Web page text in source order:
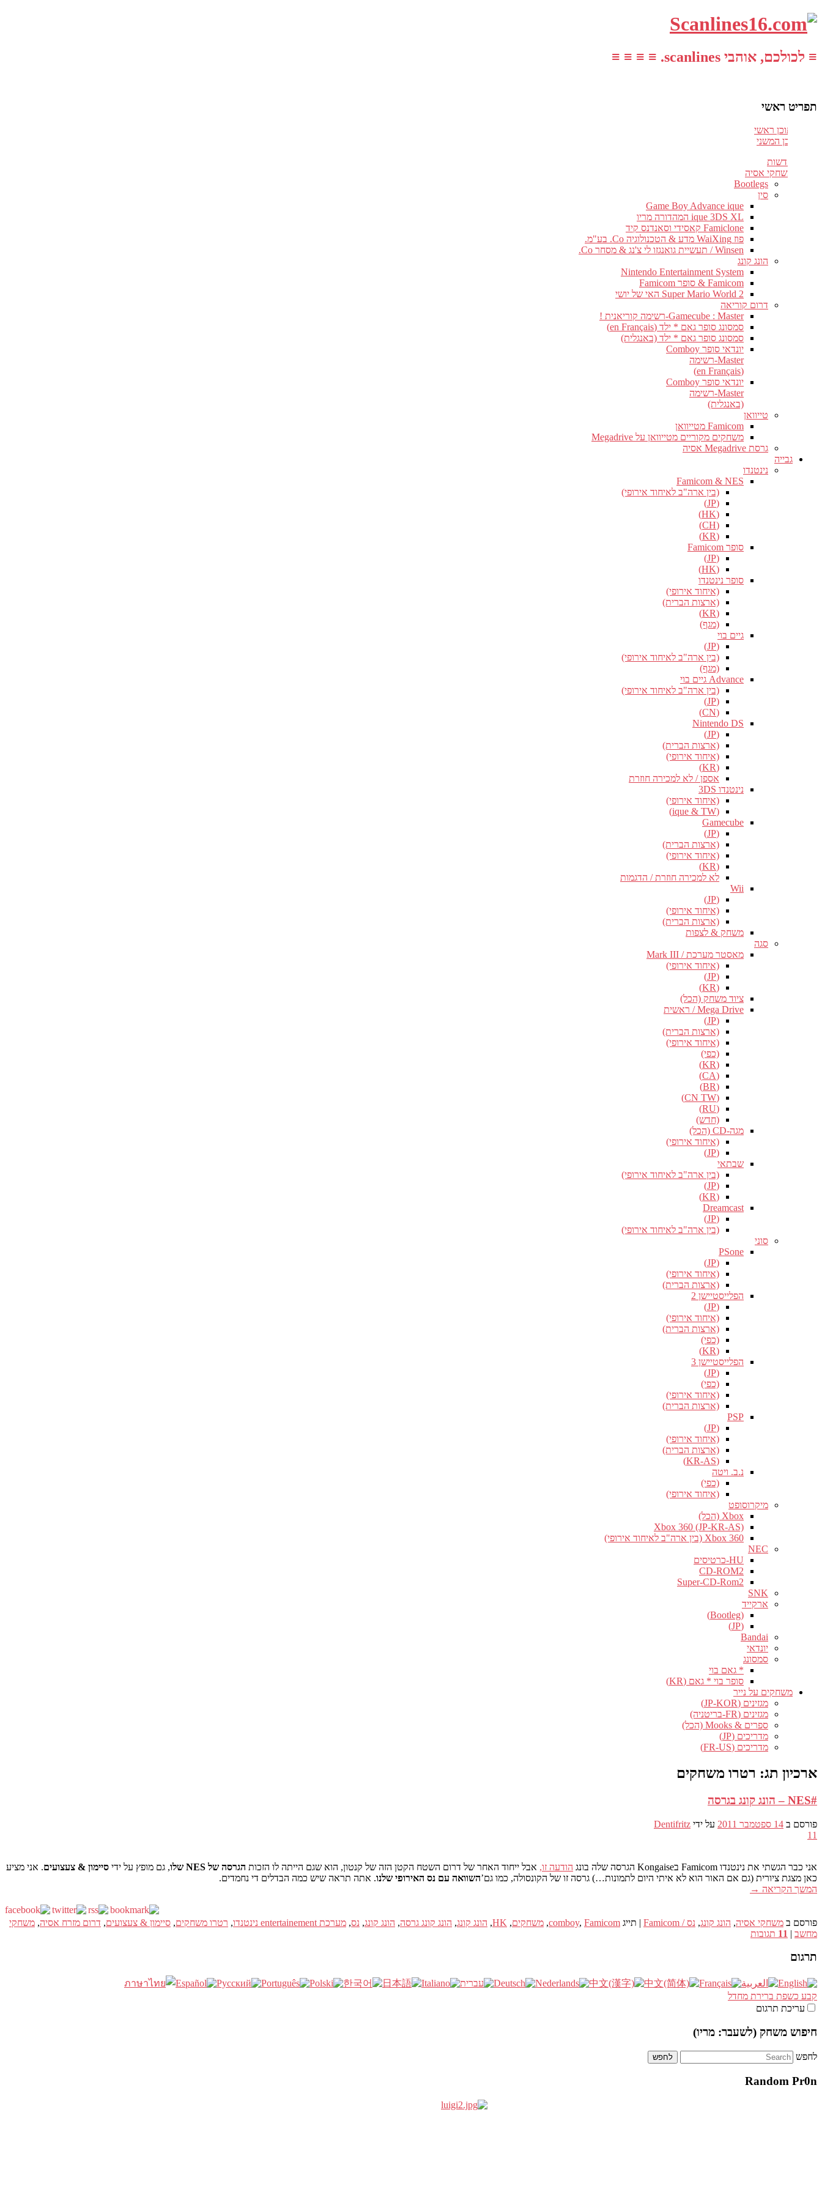
≡ לכולכם, אוהבי scanlines. ≡ ≡ ≡ ≡
תפריט ראשי
עבור לתוכן ראשי
דלג לתוכן המשני
חדשות
משחקי אסיה
Bootlegs
סין
Game Boy Advance ique
ique 3DS XL המהדורה מריו
Famiclone קאסידי וסאנדנס קיד
פוז WaiXing מדע & הטכנולוגיה Co. בע"מ.
Winsen / תעשיית גואנגזו לי צ'נג & מסחר Co.
הונג קונג
Nintendo Entertainment System
Famicom & סופר Famicom
Super Mario World 2 האי של יושי
דרום קוריאה
Gamecube : Master-רשימה קוריאנית !
סמסונג סופר גאם * ילד (en Français)
סמסונג סופר גאם * ילד (באנגלית)
יונדאי סופר Comboy
Master-רשימה
(en Français)
יונדאי סופר Comboy
Master-רשימה
(באנגלית)
טייוואן
Famicom מטייוואן
משחקים מקוריים מטייוואן על Megadrive
גרסת Megadrive אסיה
גבייה
נינטנדו
Famicom & NES
(בין ארה"ב לאיחוד אירופי)
(JP)
(HK)
(CH)
(KR)
סופר Famicom
(JP)
(HK)
סופר נינטנדו
(איחוד אירופי)
(ארצות הברית)
(KR)
(מגף)
גיים בוי
(JP)
(בין ארה"ב לאיחוד אירופי)
(מגף)
Advance גיים בוי
(בין ארה"ב לאיחוד אירופי)
(JP)
(CN)
Nintendo DS
(JP)
(ארצות הברית)
(איחוד אירופי)
(KR)
אספן / לא למכירה חוזרת
נינטנדו 3DS
(איחוד אירופי)
(ique & TW)
Gamecube
(JP)
(ארצות הברית)
(איחוד אירופי)
(KR)
לא למכירה חוזרת / הדגמות
Wii
(JP)
(איחוד אירופי)
(ארצות הברית)
משחק & לצפות
סגה
מאסטר מערכת / Mark III
(איחוד אירופי)
(JP)
(KR)
ציוד משחק (הכל)
Mega Drive / ראשית
(JP)
(ארצות הברית)
(איחוד אירופי)
(כפי)
(KR)
(CA)
(BR)
(CN TW)
(RU)
(חדש)
מגה-CD (הכל)
(איחוד אירופי)
(JP)
שבתאי
(בין ארה"ב לאיחוד אירופי)
(JP)
(KR)
Dreamcast
(JP)
(בין ארה"ב לאיחוד אירופי)
סוני
PSone
(JP)
(איחוד אירופי)
(ארצות הברית)
הפלייסטיישן 2
(JP)
(איחוד אירופי)
(ארצות הברית)
(כפי)
(KR)
הפלייסטיישן 3
(JP)
(כפי)
(איחוד אירופי)
(ארצות הברית)
PSP
(JP)
(איחוד אירופי)
(ארצות הברית)
(KR-AS)
נ.ב. ויטה
(כפי)
(איחוד אירופי)
מיקרוסופט
Xbox (הכל)
Xbox 360 (JP-KR-AS)
Xbox 360 (בין ארה"ב לאיחוד אירופי)
NEC
HU-כרטיסים
CD-ROM2
Super-CD-Rom2
SNK
ארקייד
(Bootleg)
(JP)
Bandai
יונדאי
סמסונג
* גאם בוי
סופר בוי * גאם (KR)
משחקים על נייר
מגזינים (JP-KOR)
מגזינים (FR-בריטניה)
ספרים & Mooks (הכל)
מדריכים (JP)
מדריכים (FR-US)
ארכיון תג: רטרו משחקים
#NES – הונג קונג בגרסה
פורסם ב 14 ספטמבר 2011 על ידי Dentifritz
11
אני כבר הגשתי את נינטנדו Famicom בKongaise הגרסה שלה בונג הודעה זו, אבל ייחוד האחר של דרום השטח הקטן הזה של קנטון, הוא שגם הייתה לו הזכות הגרסה של NES שלו , גם מופץ על ידי סיימון & צעצועים. אני מציע
כאן מצגת ציורית (גם אם האור הוא לא איתי היום לתמונות…) גרסה זו של הקונסולה, כמו גם’השוואה עם נס האירופי שלנו. אתה תראה שיש כמה הבדלים די נחמדים.
המשך הקריאה →
פורסם ב משחקי אסיה, הונג קונג, נס / Famicom | תייג comboy, Famicom
, משחקים,
HK
, הונג קונג, הונג קונג גרסה, הונג קונג, נס, מערכת entertainement נינטנדו , רטרו משחקים, סיימון & צעצועים, דרום מזרח אסיה, משחקי
מחשב |
11 תגובות
תרגום
קבע כשפת ברירת מחדל
עריכת תרגום
חיפוש משחק (לשעבר: מריו)
לחפש
Random Pr0n